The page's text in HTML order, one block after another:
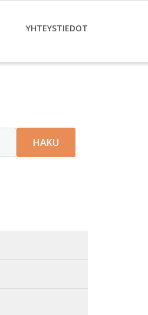
YHTEYSTIEDOT
HAKU